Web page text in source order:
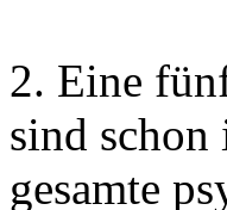
2. Eine
sind
gesamte